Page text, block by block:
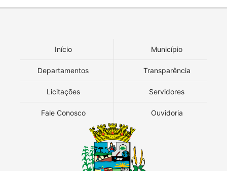
Início Município
Departamentos Transparência
Licitações Servidores
Fale Conosco Ouvidoria